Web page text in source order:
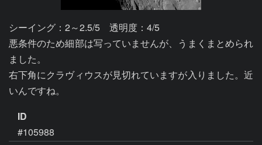
シーイング：2～2.5/5　透明度：4/5
悪条件のため細部は写っていませんが、うまくまとめられ
ました。
右下角にクラヴィウスが見切れていますが入りました。近
いんですね。
ID
#105988